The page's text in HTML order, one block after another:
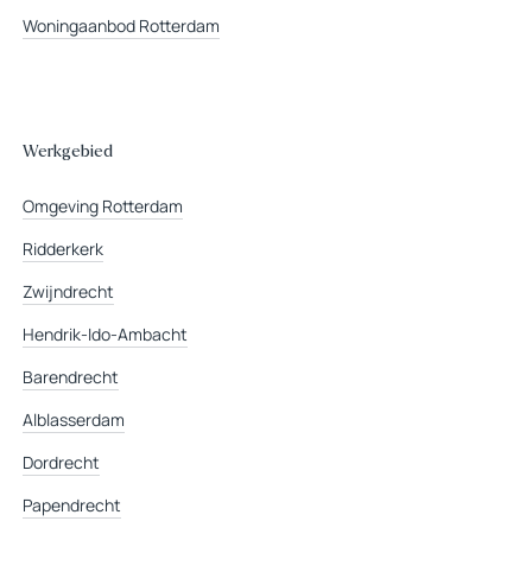
Woningaanbod Rotterdam
Werkgebied
Omgeving Rotterdam
Ridderkerk
Zwijndrecht
Hendrik-Ido-Ambacht
Barendrecht
Alblasserdam
Dordrecht
Papendrecht